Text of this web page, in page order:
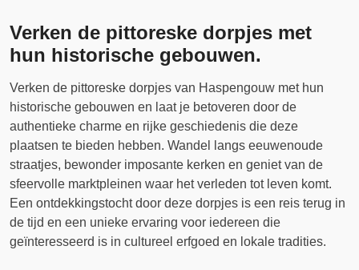
Verken de pittoreske dorpjes met
hun historische gebouwen.
Verken de pittoreske dorpjes van Haspengouw met hun
historische gebouwen en laat je betoveren door de
authentieke charme en rijke geschiedenis die deze
plaatsen te bieden hebben. Wandel langs eeuwenoude
straatjes, bewonder imposante kerken en geniet van de
sfeervolle marktpleinen waar het verleden tot leven komt.
Een ontdekkingstocht door deze dorpjes is een reis terug in
de tijd en een unieke ervaring voor iedereen die
geïnteresseerd is in cultureel erfgoed en lokale tradities.